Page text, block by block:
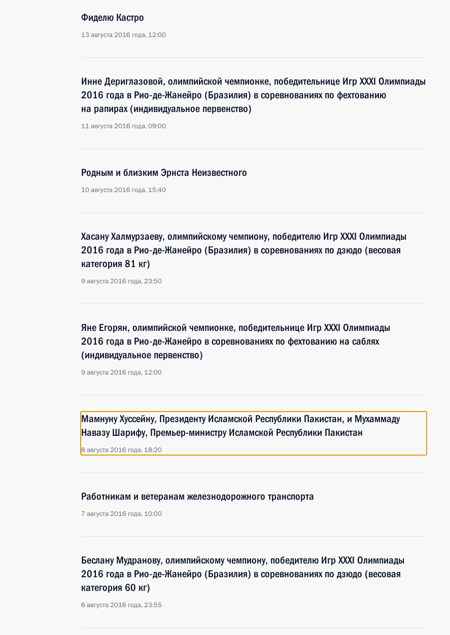
Фиделю Кастро
13 августа 2016 года, 12:00
Инне Дериглазовой, олимпийской чемпионке, победительнице Игр XXXI Олимпиады
2016 года в Рио‑де-Жанейро (Бразилия) в соревнованиях по фехтованию
на рапирах (индивидуальное первенство)
11 августа 2016 года, 09:00
Родным и близким Эрнста Неизвестного
10 августа 2016 года, 15:40
Хасану Халмурзаеву, олимпийскому чемпиону, победителю Игр XXXI Олимпиады
2016 года в Рио‑де-Жанейро (Бразилия) в соревнованиях по дзюдо (весовая
категория 81 кг)
9 августа 2016 года, 23:50
Яне Егорян, олимпийской чемпионке, победительнице Игр XXXI Олимпиады
2016 года в Рио‑де-Жанейро в соревнованиях по фехтованию на саблях
(индивидуальное первенство)
9 августа 2016 года, 12:00
Мамнуну Хуссейну, Президенту Исламской Республики Пакистан, и Мухаммаду
Навазу Шарифу, Премьер-министру Исламской Республики Пакистан
8 августа 2016 года, 18:20
Работникам и ветеранам железнодорожного транспорта
7 августа 2016 года, 10:00
Беслану Мудранову, олимпийскому чемпиону, победителю Игр XXXI Олимпиады
2016 года в Рио‑де-Жанейро (Бразилия) в соревнованиях по дзюдо (весовая
категория 60 кг)
6 августа 2016 года, 23:55